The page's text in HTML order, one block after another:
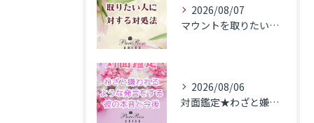
2026/08/07
マウントを取りたい人に対する対処法
2026/08/06
対面鑑定★わざと嫌われるような発言をする彼の本音と今後★埼玉県M.K様